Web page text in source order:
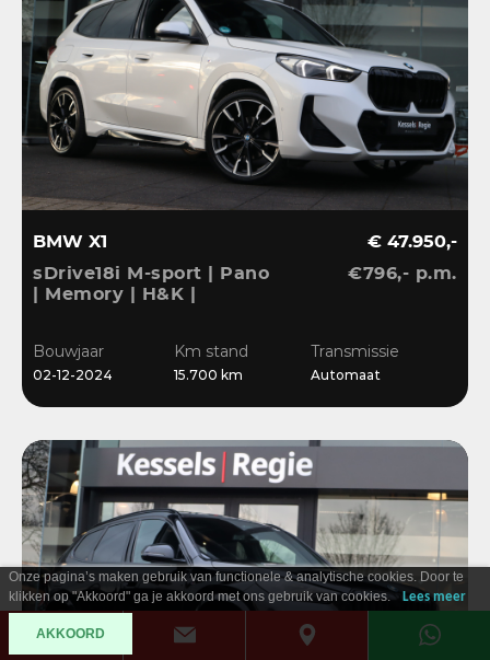
BMW X1
sDrive18i M-sport | Pano
| Memory | H&K |
€ 47.950,-
€796,- p.m.
Bouwjaar
02-12-2024
Km stand
15.700 km
Transmissie
Automaat
Onze pagina’s maken gebruik van functionele & analytische cookies. Door te
klikken op "Akkoord" ga je akkoord met ons gebruik van cookies.
Lees meer
AKKOORD